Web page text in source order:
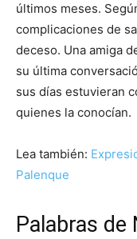
últimos meses.
complicaciones de
deceso. Una amiga
su última
sus días estuvieran
quienes la conocían.
Lea también:
Palenque
Palabras de